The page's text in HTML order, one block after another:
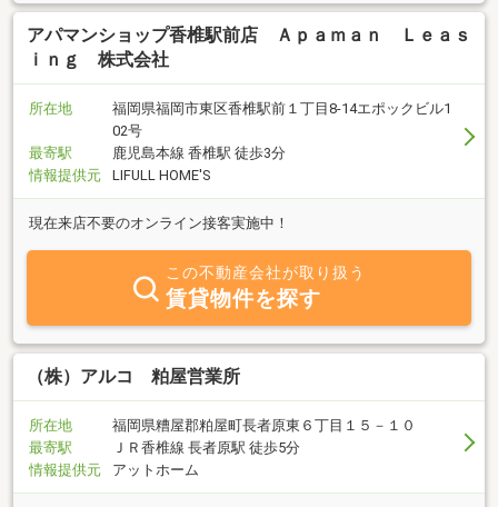
アパマンショップ香椎駅前店 Ａｐａｍａｎ Ｌｅａｓ
ｉｎｇ 株式会社
所在地
福岡県福岡市東区香椎駅前１丁目8-14エポックビル1
02号
最寄駅
鹿児島本線 香椎駅 徒歩3分
情報提供元
LIFULL HOME'S
現在来店不要のオンライン接客実施中！
この不動産会社が取り扱う
賃貸物件を探す
（株）アルコ 粕屋営業所
所在地
福岡県糟屋郡粕屋町長者原東６丁目１５－１０
最寄駅
ＪＲ香椎線 長者原駅 徒歩5分
情報提供元
アットホーム